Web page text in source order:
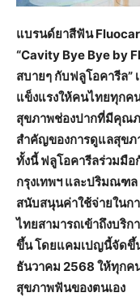
แบรนด์ยาสีฟัน
“Cavity Bye Bye by
สบายๆ กับฟลูโอคารีล”
แข็งแรงให้คนไทยทุกค
สุขภาพช่องปากที่มีคุณภ
สำคัญของการดูแลสุขภ
ทั้งนี้ ฟลูโอคารีลร่วมมื
กรุงเทพฯ และปริมณฑ
สนับสนุนค่าใช้จ่ายในก
ไทยสามารถเข้าถึงบริ
ขึ้น โดยแคมเปญนี้จัดขึ้
ธันวาคม 2568 ให้ทุกค
สุขภาพฟันของตนเอง